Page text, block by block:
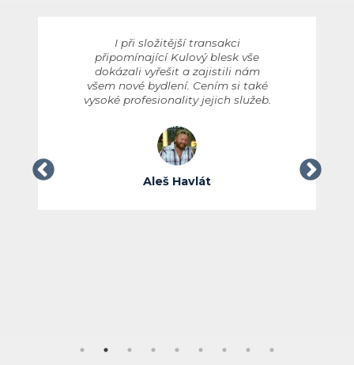
I při složitější transakci
připomínající Kulový blesk vše
dokázali vyřešit a zajistili nám
všem nové bydlení. Cením si také
vysoké profesionality jejich služeb.
Aleš Havlát